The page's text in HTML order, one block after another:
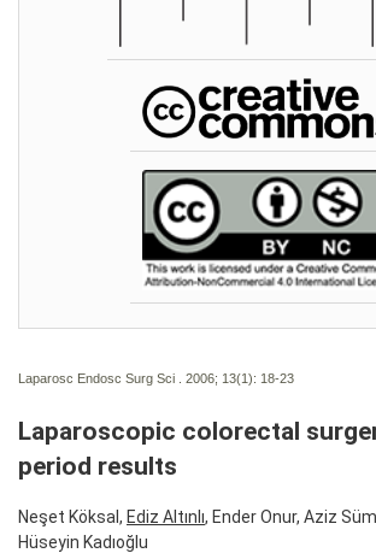
Laparosc Endosc Surg Sci . 2006; 13(1): 18-23
Laparoscopic colorectal
period results
Neşet Köksal, Ediz Altınlı, Ender Onur, Aziz
Hüseyin Kadıoğlu